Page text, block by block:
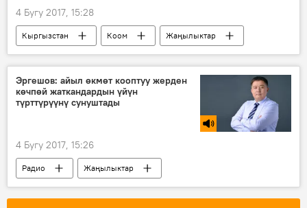
4 Бугу 2017, 15:28
Кыргызстан Коом
Жаңылыктар
Ош
мектеп курулуш
Эргешов: айыл өкмөт кооптуу жерден
көчпөй жаткандардын үйүн
түрттүрүүнү сунуштады
4 Бугу 2017, 15:26
Радио
Жаңылыктар
Өзгөндүн Аюу айылында 24 киши жер көчкүнүн алдында калды